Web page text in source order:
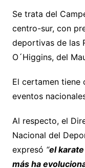
Se trata del
centro-sur, con
deportivas de las
O´Higgins, del
El certamen tiene
eventos
Al respecto, el
Nacional del
expresó “el
más ha